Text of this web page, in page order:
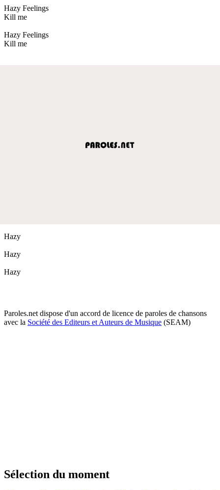
Hazy Feelings
Kill me
Hazy Feelings
Kill me
Hazy
Hazy
Hazy
Paroles.net dispose d'un accord de licence de paroles de chansons
avec la Société des Editeurs et Auteurs de Musique (SEAM)
Sélection du moment